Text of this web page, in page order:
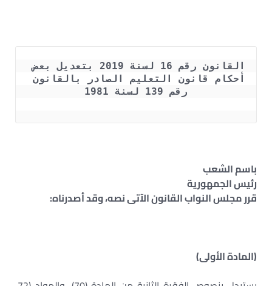
القانون رقم 16 لسنة 2019 بتعديل بعض
رقم 139 لسنة 1981
باسم الشعب
رئيس الجمهورية
قرر مجلس النواب القانون الآتى نصه، وقد أصدرناه:
(المادة الأولى)